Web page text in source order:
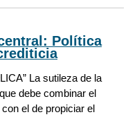
Política
La sutileza de la
debe combinar el
el de propiciar el